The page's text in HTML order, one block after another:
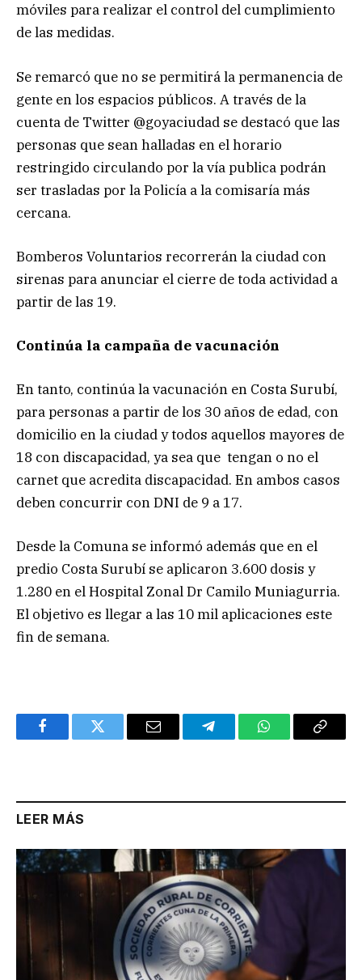
móviles para realizar el control del cumplimiento
de las medidas.
Se remarcó que no se permitirá la permanencia de
gente en los espacios públicos. A través de la
cuenta de Twitter @goyaciudad se destacó que las
personas que sean halladas en el horario
restringido circulando por la vía publica podrán
ser trasladas por la Policía a la comisaría más
cercana.
Bomberos Voluntarios recorrerán la ciudad con
sirenas para anunciar el cierre de toda actividad a
partir de las 19.
Continúa la campaña de vacunación
En tanto, continúa la vacunación en Costa Surubí,
para personas a partir de los 30 años de edad, con
domicilio en la ciudad y todos aquellos mayores de
18 con discapacidad, ya sea que tengan o no el
carnet que acredita discapacidad. En ambos casos
deben concurrir con DNI de 9 a 17.
Desde la Comuna se informó además que en el
predio Costa Surubí se aplicaron 3.600 dosis y
1.280 en el Hospital Zonal Dr Camilo Muniagurria.
El objetivo es llegar a las 10 mil aplicaciones este
fin de semana.
FacebookTwitter Email TelegramWhatsAppCopy
LEER MÁS